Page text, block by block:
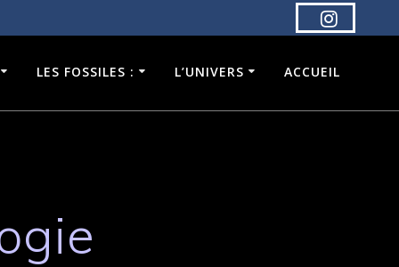
LES FOSSILES : L’UNIVERS ACCUEIL